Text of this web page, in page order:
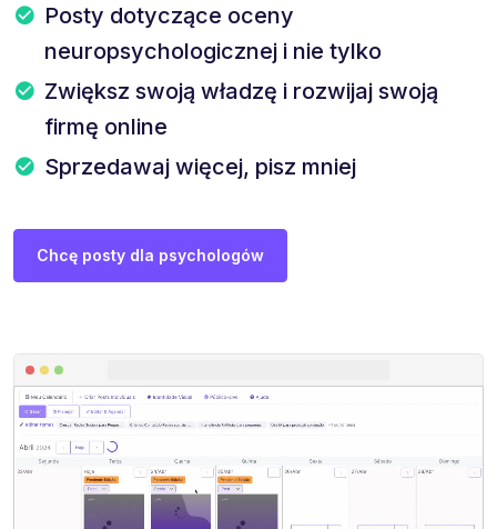
Posty dotyczące oceny
neuropsychologicznej i nie tylko
Zwiększ swoją władzę i rozwijaj swoją
firmę online
Sprzedawaj więcej, pisz mniej
Chcę posty dla psychologów